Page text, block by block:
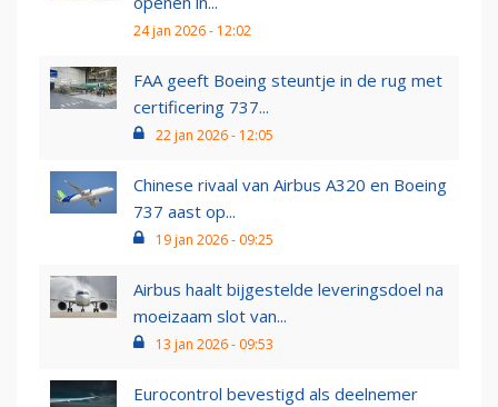
24 jan 2026 - 12:02
FAA geeft Boeing steuntje in de rug met
certificering 737...
22 jan 2026 - 12:05
Chinese rivaal van Airbus A320 en Boeing
737 aast op...
19 jan 2026 - 09:25
Airbus haalt bijgestelde leveringsdoel na
moeizaam slot van...
13 jan 2026 - 09:53
Eurocontrol bevestigd als deelnemer